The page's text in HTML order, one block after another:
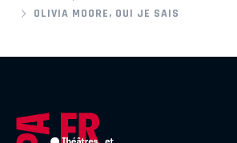
OLIVIA MOORE, OUI JE SAIS